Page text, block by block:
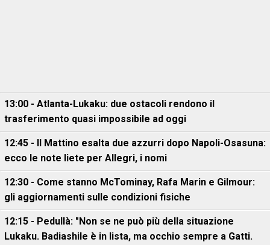
13:00 - Atlanta-Lukaku: due ostacoli rendono il
trasferimento quasi impossibile ad oggi
12:45 - Il Mattino esalta due azzurri dopo Napoli-Osasuna:
ecco le note liete per Allegri, i nomi
12:30 - Come stanno McTominay, Rafa Marin e Gilmour:
gli aggiornamenti sulle condizioni fisiche
12:15 - Pedullà: "Non se ne può più della situazione
Lukaku. Badiashile è in lista, ma occhio sempre a Gatti.